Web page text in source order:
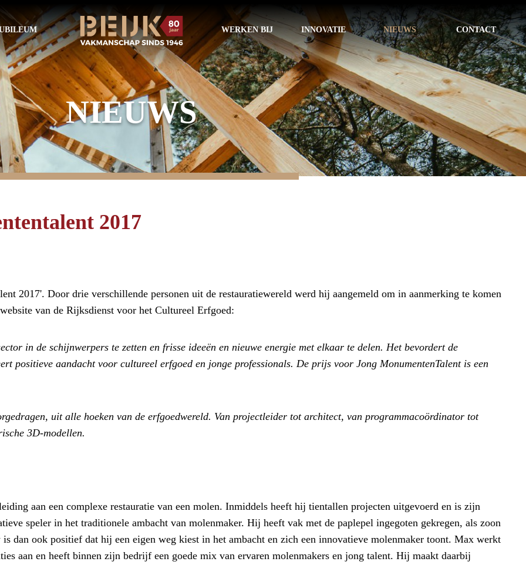
WERKEN BIJ INNOVATIE NIEUWS CONTACT
NIEUWS
2017
2017'. Door drie verschillende personen uit de restauratiewereld werd hij aangemeld om in aanmerking te komen
van de Rijksdienst voor het Cultureel Erfgoed:
in de schijnwerpers te zetten en frisse ideeën en nieuwe energie met elkaar te delen. Het bevordert de
positieve aandacht voor cultureel erfgoed en jonge professionals. De prijs voor Jong MonumentenTalent is een
uit alle hoeken van de erfgoedwereld. Van projectleider tot architect, van programmacoördinator tot
3D-modellen.
aan een complexe restauratie van een molen. Inmiddels heeft hij tientallen projecten uitgevoerd en is zijn
speler in het traditionele ambacht van molenmaker. Hij heeft vak met de paplepel ingegoten gekregen, als zoon
dan ook positief dat hij een eigen weg kiest in het ambacht en zich een innovatieve molenmaker toont. Max werkt
aan en heeft binnen zijn bedrijf een goede mix van ervaren molenmakers en jong talent. Hij maakt daarbij